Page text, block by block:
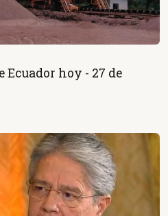
hoy - 27 de